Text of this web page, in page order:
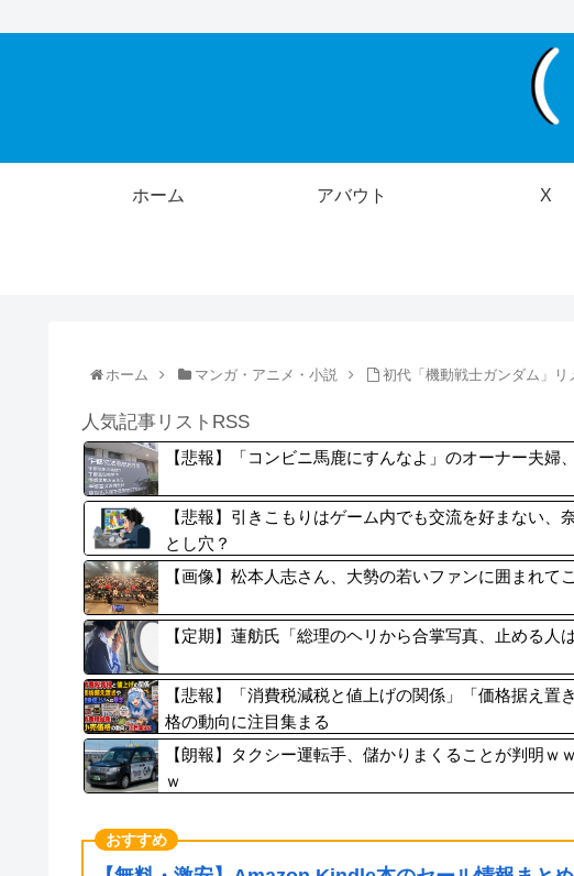
ホーム アバウト X
ホーム マンガ・アニメ・小説 初代「機動戦士ガンダム」
人気記事リストRSS
【悲報】「コンビニ馬鹿にすんなよ」のオーナー夫婦
【悲報】引きこもりはゲーム内でも交流を好まない
とし穴？
【画像】松本人志さん、大勢の若いファンに囲まれて
【定期】蓮舫氏「総理のヘリから合掌写真、止める人
【悲報】「消費税減税と値上げの関係」「価格据え
格の動向に注目集まる
【朗報】タクシー運転手、儲かりまくることが判明
ｗ